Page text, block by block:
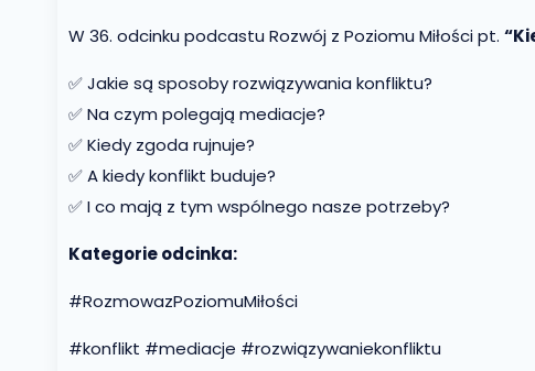
W 36. odcinku podcastu Rozwój z Poziomu Miłości pt.
✅ Jakie są sposoby rozwiązywania konfliktu?
✅ Na czym polegają mediacje?
✅ Kiedy zgoda rujnuje?
✅ A kiedy konflikt buduje?
✅ I co mają z tym wspólnego nasze potrzeby?
Kategorie odcinka:
#RozmowazPoziomuMiłości
#konflikt #mediacje #rozwiązywaniekonfliktu